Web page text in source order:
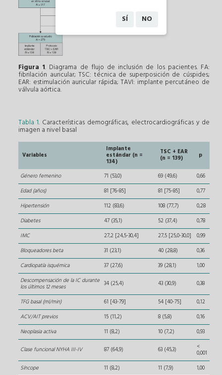
Figura 1. Diagrama de flujo de inclusión de los pacientes. FA:
fibrilación auricular; TSC: técnica de superposición de cúspides;
EAR: estimulación auricular rápida; TAVI: implante percutáneo de
válvula aórtica.
Tabla 1. Características demográficas, electrocardiográficas y de
imagen a nivel basal
Variables
Implante
estándar (n =
134)
TSC + EAR
(n = 139) p
Género femenino 71 (53,0) 69 (49,6)
0,66
Edad (años)
81 [76-85] 81 [75-85]
0,77
Hipertensión
112 (83,6) 108 (77,7)
0,28
Diabetes
47 (35,1) 52 (37,4)
0,78
IMC
27,2 [24,5-30,4] 27,5 [25,0-30,0]
0,99
Bloqueadores beta
31 (23,1) 40 (28,8)
0,36
Cardiopatía isquémica
37 (27,6) 39 (28,1)
1,00
Descompensación de la IC durante
los últimos 12 meses 34 (25,4) 43 (30,9) 0,38
TFG basal (ml/min) 61 [43-79] 54 [40-75]
0,12
ACV/AIT previos
15 (11,2) 8 (5,8)
0,16
Neoplasia activa
11 (8,2) 10 (7,2)
0,93
Clase funcional NYHA III-IV
87 (64,9) 63 (45,3) <
0,001
Síncope
11 (8,2) 11 (7,9)
1,00
SÍ NO